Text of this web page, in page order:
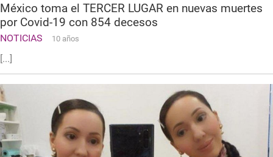
México toma el TERCER LUGAR en nuevas muertes
por Covid-19 con 854 decesos
NOTICIAS 10 años
[...]